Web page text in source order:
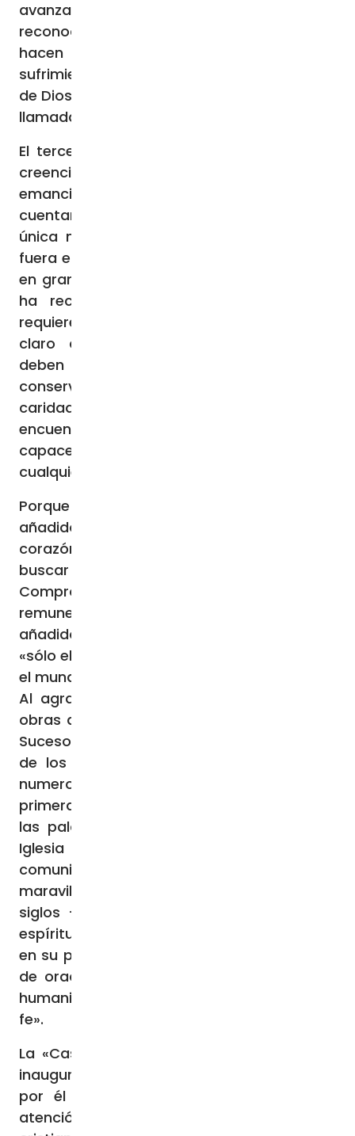
avanza por atracción. Los cristianos
reconocen a quienes pasan necesidad y
hacen lo posible para aliviar sus
sufrimientos porque allí ven a Jesús, el Hijo
de Dios, y en Él la dignidad de toda persona,
llamada a ser hijo o hija de Dios».
El tercer mito señalado por el Papa como
creencia de la que vale la pena
emanciparse es aquel «según el cual sólo
cuentan los medios económicos, como si la
única manera de ocuparse de los demás
fuera emplear personal asalariado e invertir
en grandes estructuras». El Papa Francisco
ha reconocido que incluso «la caridad
requiere profesionalidad», pero ha dejado
claro que «las iniciativas benéficas no
deben convertirse en empresas, sino
conservar la frescura de las obras de
caridad, donde quien pasa necesidad
encuentre personas capaces de escucha,
capaces de compasión, más allá de
cualquier tipo de retribución».
Porque «para hacer realmente el bien», ha
añadido el Pontífice, “lo indispensable es un
corazón bueno, un corazón decidido a
buscar lo mejor para el otro».
Comprometerse «sólo detrás de una
remuneración no es verdadero amor», ha
añadido el Papa Francisco, mientras que
«sólo el amor supera el egoísmo y hace que
el mundo siga adelante».
Al agradecer a todos los que apoyan las
obras de caridad eclesiales en Mongolia, el
Sucesor de Pedro ha recordado los «relatos
de los Hechos de los Apóstoles, con las
numerosas iniciativas tomadas por la
primera comunidad cristiana para realizar
las palabras de Jesús, dando vida a una
Iglesia construida sobre cuatro pilares:
comunión, liturgia, servicio y testimonio». Es
maravilloso ver que, después de tantos
siglos – ha añadido el Papa – el mismo
espíritu impregna a la Iglesia en Mongolia:
en su pequeñez, vive de comunión fraterna,
de oración, de servicio desinteresado a la
humanidad que sufre y de testimonio de su
fe».
La «Casa de la Misericordia», bendecida e
inaugurada por el Pontífice, ha sido definida
por él como expresión concreta de esa
atención al otro en la que se reconocen los